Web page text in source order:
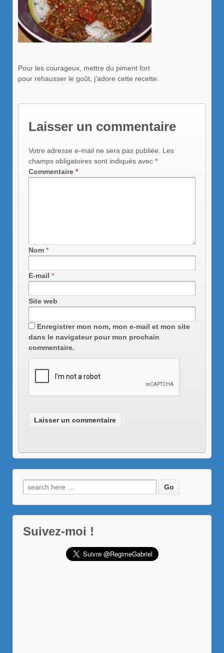
Pour les courageux, mettre du piment fort
pour rehausser le goût, j’adore cette recette.
Laisser un commentaire
Votre adresse e-mail ne sera pas publiée.
Les
champs obligatoires sont indiqués avec *
Commentaire *
Nom *
E-mail *
Site web
Enregistrer mon nom, mon e-mail et mon site
dans le navigateur pour mon prochain
commentaire.
Recherche
pour:
Suivez-moi !